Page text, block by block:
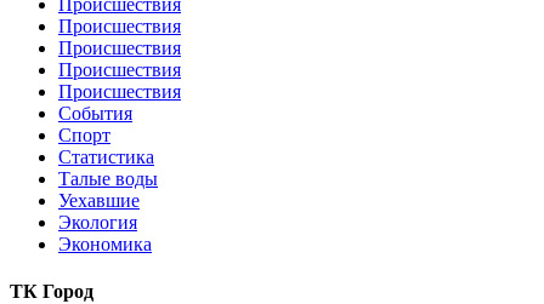
Происшествия
Происшествия
Происшествия
Происшествия
События
Спорт
Статистика
Талые воды
Уехавшие
Экология
Экономика
ТК Город